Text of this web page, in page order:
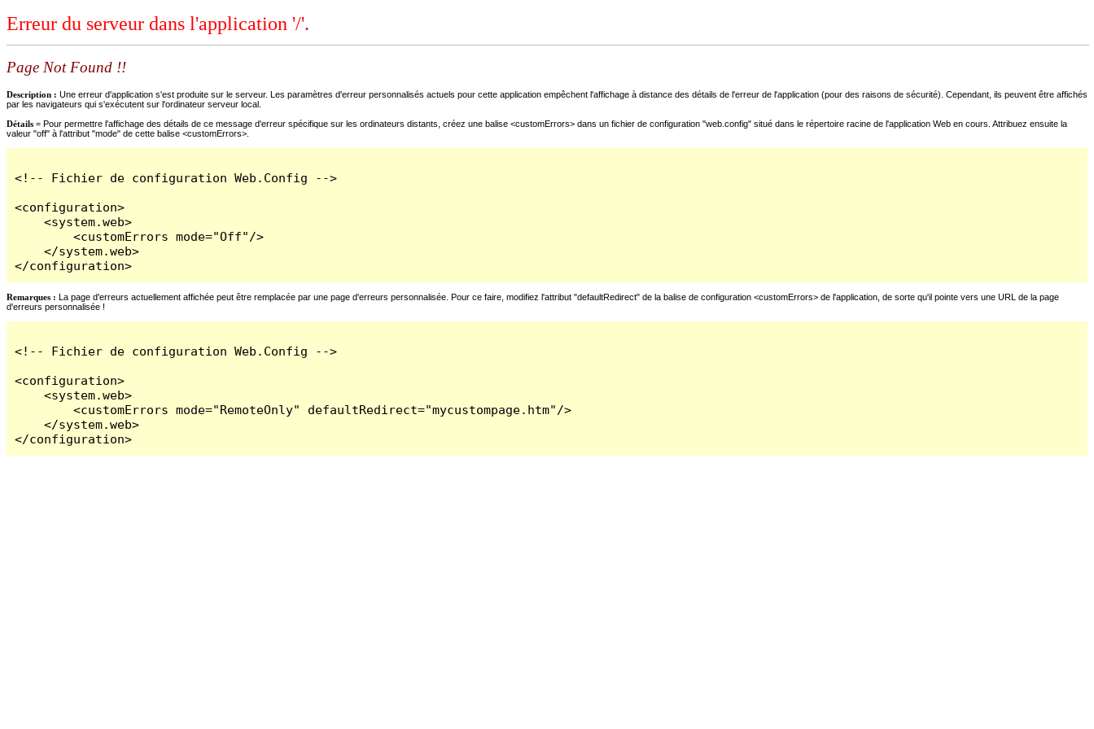
Erreur du serveur dans l'application '/'.
Page Not Found !!
Description : Une erreur d'application s'est produite sur le serveur. Les paramètres d'erreur personnalisés actuels pour cette application empêchent l'affichage à distance des détails de l'erreur de l'application (pour des raisons de sécurité). Cependant, ils peuvent être affichés
par les navigateurs qui s'exécutent sur l'ordinateur serveur local.
Détails = Pour permettre l'affichage des détails de ce message d'erreur spécifique sur les ordinateurs distants, créez une balise <customErrors> dans un fichier de configuration "web.config" situé dans le répertoire racine de l'application Web en cours. Attribuez ensuite la
valeur "off" à l'attribut "mode" de cette balise <customErrors>.
<!-- Fichier de configuration Web.Config -->
<configuration>
    <system.web>
        <customErrors mode="Off"/>
    </system.web>
</configuration>
Remarques : La page d'erreurs actuellement affichée peut être remplacée par une page d'erreurs personnalisée. Pour ce faire, modifiez l'attribut "defaultRedirect" de la balise de configuration <customErrors> de l'application, de sorte qu'il pointe vers une URL de la page
d'erreurs personnalisée !
<!-- Fichier de configuration Web.Config -->
<configuration>
    <system.web>
        <customErrors mode="RemoteOnly" defaultRedirect="mycustompage.htm"/>
    </system.web>
</configuration>